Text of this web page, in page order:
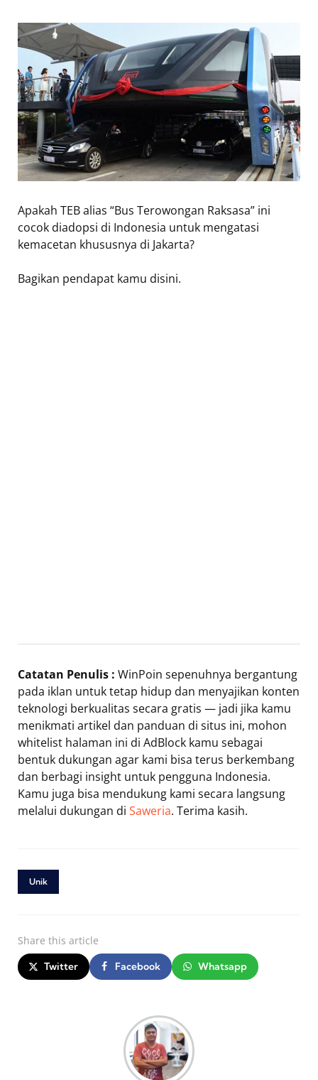
Apakah TEB alias “Bus Terowongan Raksasa” ini
cocok diadopsi di Indonesia untuk mengatasi
kemacetan khususnya di Jakarta?
Bagikan pendapat kamu disini.
Catatan Penulis : WinPoin sepenuhnya bergantung
pada iklan untuk tetap hidup dan menyajikan konten
teknologi berkualitas secara gratis — jadi jika kamu
menikmati artikel dan panduan di situs ini, mohon
whitelist halaman ini di AdBlock kamu sebagai
bentuk dukungan agar kami bisa terus berkembang
dan berbagi insight untuk pengguna Indonesia.
Kamu juga bisa mendukung kami secara langsung
melalui dukungan di Saweria. Terima kasih.
Unik
Share this article
Twitter Facebook Whatsapp